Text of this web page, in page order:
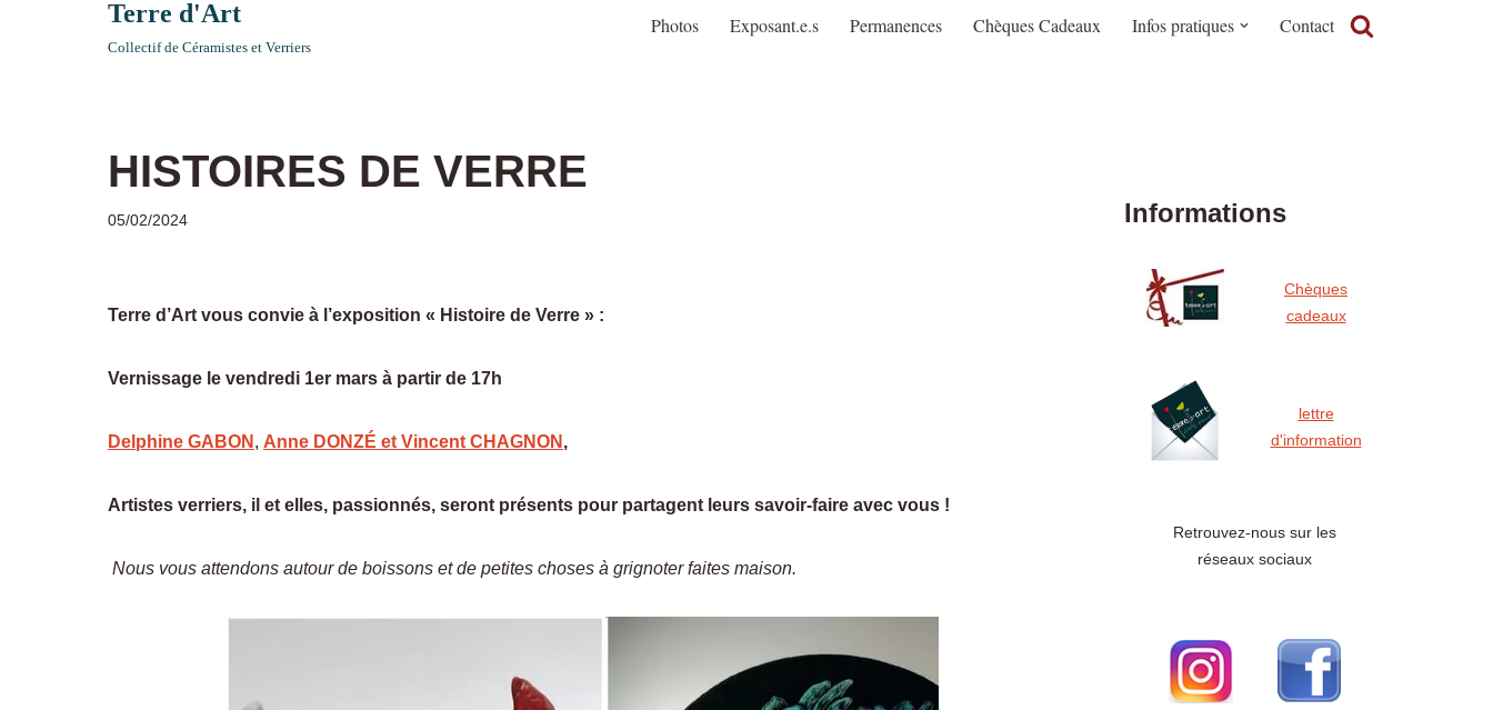
Terre d'Art
Collectif de Céramistes et Verriers
Photos Exposant.e.s Permanences Chèques Cadeaux Infos pratiques Contact
HISTOIRES DE VERRE
05/02/2024
Terre d’Art vous convie à l’exposition « Histoire de Verre » :
Vernissage le vendredi 1er mars à partir de 17h
Delphine GABON , Anne DONZÉ et Vincent CHAGNON ,
Artistes verriers, il et elles, passionnés, seront présents pour partagent leurs savoir-faire avec vous !
Nous vous attendons autour de boissons et de petites choses à grignoter faites maison.
Informations
Chèques
cadeaux
lettre
d'information
Retrouvez-nous sur les
réseaux sociaux